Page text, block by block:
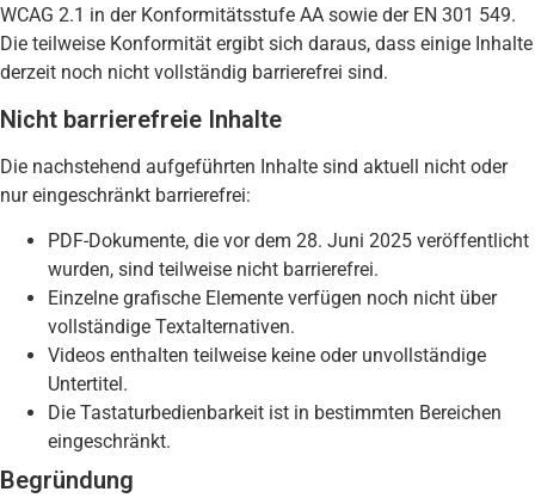
WCAG 2.1 in der Konformitätsstufe AA sowie der EN 301 549.
Die teilweise Konformität ergibt sich daraus, dass einige Inhalte
derzeit noch nicht vollständig barrierefrei sind.
Nicht barrierefreie Inhalte
Die nachstehend aufgeführten Inhalte sind aktuell nicht oder
nur eingeschränkt barrierefrei:
PDF-Dokumente, die vor dem 28. Juni 2025 veröffentlicht
wurden, sind teilweise nicht barrierefrei.
Einzelne grafische Elemente verfügen noch nicht über
vollständige Textalternativen.
Videos enthalten teilweise keine oder unvollständige
Untertitel.
Die Tastaturbedienbarkeit ist in bestimmten Bereichen
eingeschränkt.
Begründung